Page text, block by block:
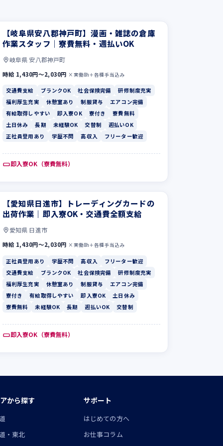
【岐阜県安八郡神戸町】漫画・雑誌の倉庫
作業スタッフ｜寮費無料・週払いOK
岐阜県 安八郡神戸町
時給 1,430円〜2,030円 ×実働8h＋各種手当込み
交通費支給 ブランクOK 社会保険完備
研修制度充実
福利厚生充実
休憩室あり 制服貸与
エアコン完備
有給取得しやすい
即入寮OK 寮付き
寮費無料
土日休み
長期 未経験OK 交替制
週払いOK
正社員登用あり
学歴不問 高収入 フリーター歓迎
即入寮OK（寮費無料）
【愛知県日進市】トレーディングカードの
出荷作業｜即入寮OK・交通費全額支給
愛知県 日進市
時給 1,430円〜2,030円 ×実働8h＋各種手当込み
正社員登用あり 学歴不問 高収入
フリーター歓迎
交通費支給
ブランクOK 社会保険完備
研修制度充実
福利厚生充実
休憩室あり 制服貸与
エアコン完備
寮付き
有給取得しやすい 即入寮OK
土日休み
寮費無料
未経験OK 長期 週払いOK 交替制
即入寮OK（寮費無料）
から探す
・東北
サポート
はじめての方へ
お仕事コラム